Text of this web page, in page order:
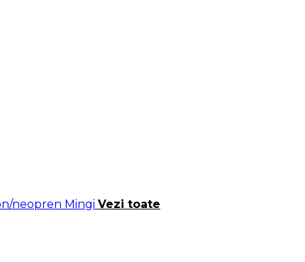
neopren Mingi Vezi toate